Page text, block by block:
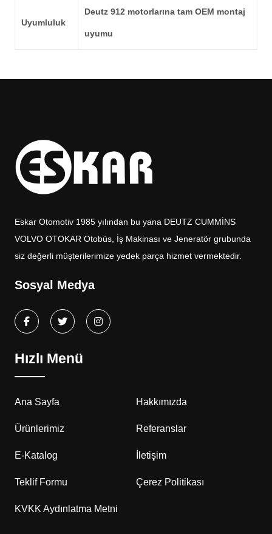
Uyumluluk
Deutz 912 motorlarına tam OEM montaj
uyumu
Eskar Otomotiv 1985 yılından bu yana DEUTZ CUMMİNS
VOLVO OTOKAR Otobüs, İş Makinası ve Jeneratör grubunda
siz değerli müşterilerimize yedek parça hizmet vermektedir.
Sosyal Medya
Hızlı Menü
Ana Sayfa Hakkımızda
Ürünlerimiz Referanslar
E-Katalog İletişim
Teklif Formu Çerez Politikası
KVKK Aydınlatma Metni